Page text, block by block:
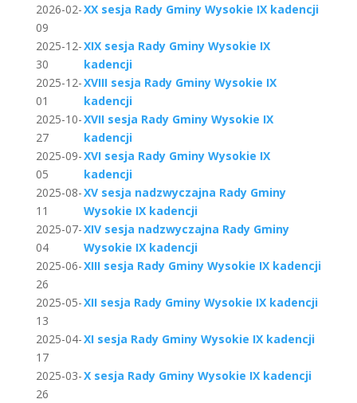
2026-02-
09
XX sesja Rady Gminy Wysokie IX kadencji
2025-12-
30
XIX sesja Rady Gminy Wysokie IX
kadencji
2025-12-
01
XVIII sesja Rady Gminy Wysokie IX
kadencji
2025-10-
27
XVII sesja Rady Gminy Wysokie IX
kadencji
2025-09-
05
XVI sesja Rady Gminy Wysokie IX
kadencji
2025-08-
11
XV sesja nadzwyczajna Rady Gminy
Wysokie IX kadencji
2025-07-
04
XIV sesja nadzwyczajna Rady Gminy
Wysokie IX kadencji
2025-06-
26
XIII sesja Rady Gminy Wysokie IX kadencji
2025-05-
13
XII sesja Rady Gminy Wysokie IX kadencji
2025-04-
17
XI sesja Rady Gminy Wysokie IX kadencji
2025-03-
26
X sesja Rady Gminy Wysokie IX kadencji